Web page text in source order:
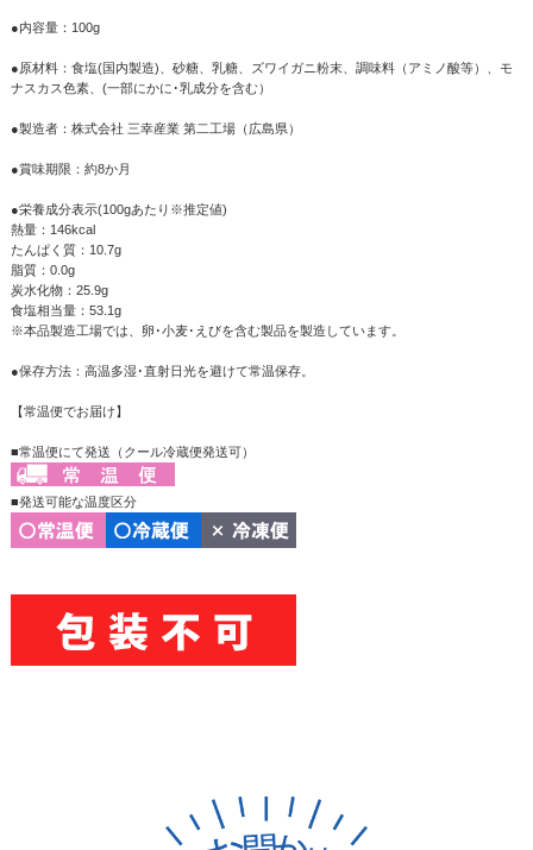
●内容量：100g
●原材料：食塩(国内製造)、砂糖、乳糖、ズワイガニ粉末、調味料（アミノ酸等）、モ
ナスカス色素、(一部にかに･乳成分を含む）
●製造者：株式会社 三幸産業 第二工場（広島県）
●賞味期限：約8か月
●栄養成分表示(100gあたり※推定値)
熱量：146kcal
たんぱく質：10.7g
脂質：0.0g
炭水化物：25.9g
食塩相当量：53.1g
※本品製造工場では、卵･小麦･えびを含む製品を製造しています。
●保存方法：高温多湿･直射日光を避けて常温保存。
【常温便でお届け】
■常温便にて発送（クール冷蔵便発送可）
■発送可能な温度区分